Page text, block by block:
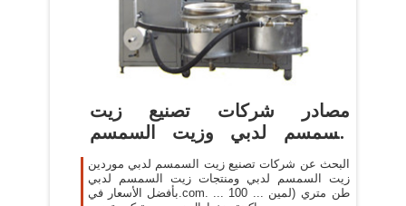
مصادر شركات تصنيع زيت
السمسم لدبي وزيت السمسم
البحث عن شركات تصنيع زيت السمسم لدبي موردين
زيت السمسم لدبي ومنتجات زيت السمسم لدبي
بأفضل الأسعار في.com. ... 100 طن متري (لمين ...